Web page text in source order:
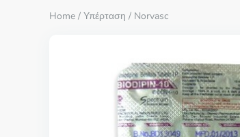
Home / Υπέρταση / Norvasc